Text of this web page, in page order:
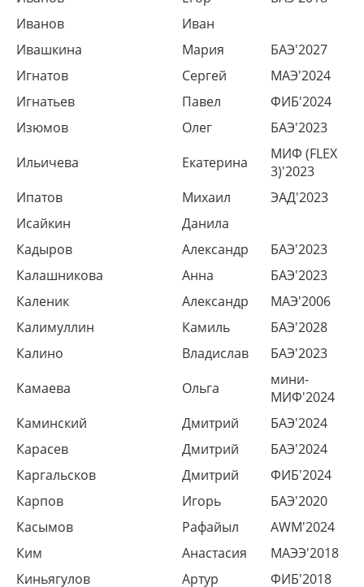
Иванов
Иван
Ивашкина
Мария
БАЭ'2027
Игнатов
Сергей
МАЭ'2024
Игнатьев
Павел
ФИБ'2024
Изюмов
Олег
БАЭ'2023
Ильичева
Екатерина
МИФ (FLEX
3)'2023
Ипатов
Михаил
ЭАД'2023
Исайкин
Данила
Кадыров
Александр
БАЭ'2023
Калашникова
Анна
БАЭ'2023
Каленик
Александр
МАЭ'2006
Калимуллин
Камиль
БАЭ'2028
Калино
Владислав
БАЭ'2023
Камаева
Ольга
мини-
МИФ'2024
Каминский
Дмитрий
БАЭ'2024
Карасев
Дмитрий
БАЭ'2024
Каргальсков
Дмитрий
ФИБ'2024
Карпов
Игорь
БАЭ'2020
Касымов
Рафайыл
AWM'2024
Ким
Анастасия
МАЭЭ'2018
Киньягулов
Артур
ФИБ'2018